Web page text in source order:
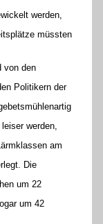
werden,
müssten
von den
Politikern der
werden,
am
Die
um 22
um 42